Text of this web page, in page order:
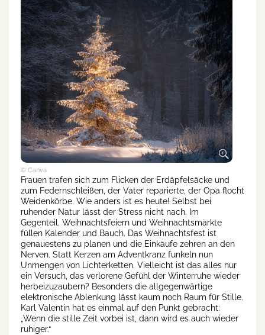
© Canva
Frauen trafen sich zum Flicken der Erdäpfelsäcke und
zum Federnschleißen, der Vater reparierte, der Opa flocht
Weidenkörbe. Wie anders ist es heute! Selbst bei
ruhender Natur lässt der Stress nicht nach. Im
Gegenteil. Weihnachtsfeiern und Weihnachtsmärkte
füllen Kalender und Bauch. Das Weihnachtsfest ist
genauestens zu planen und die Einkäufe zehren an den
Nerven. Statt Kerzen am Adventkranz funkeln nun
Unmengen von Lichterketten. Vielleicht ist das alles nur
ein Versuch, das verlorene Gefühl der Winterruhe wieder
herbeizuzaubern? Besonders die allgegenwärtige
elektronische Ablenkung lässt kaum noch Raum für Stille.
Karl Valentin hat es einmal auf den Punkt gebracht:
„Wenn die stille Zeit vorbei ist, dann wird es auch wieder
ruhiger.“